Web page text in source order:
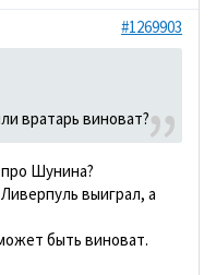
#1269903
вратарь виноват?
Шунина?
выиграл, а
быть виноват.